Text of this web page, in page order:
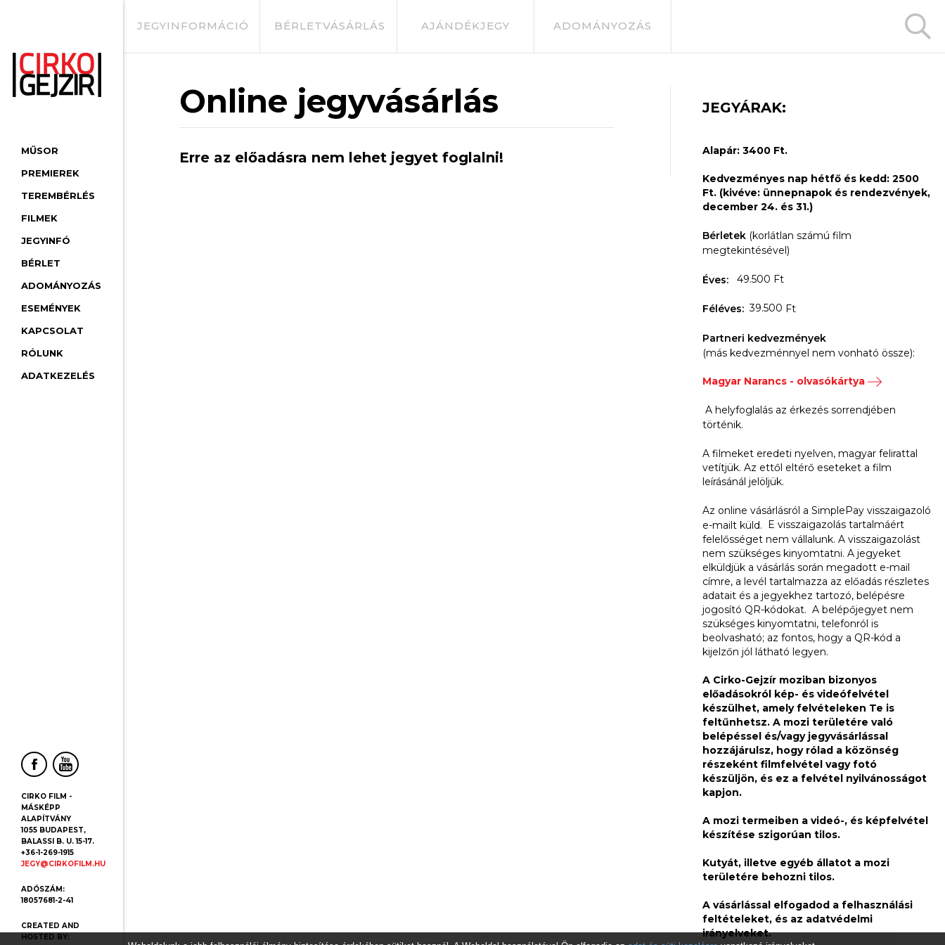
MŰSOR
PREMIEREK
TEREMBÉRLÉS
FILMEK
JEGYINFÓ
BÉRLET
ADOMÁNYOZÁS
ESEMÉNYEK
KAPCSOLAT
RÓLUNK
ADATKEZELÉS
CIRKO FILM -
MÁSKÉPP
ALAPÍTVÁNY
1055 BUDAPEST,
BALASSI B. U. 15-17.
+36-1-269-1915
JEGY@CIRKOFILM.HU
ADÓSZÁM:
18057681-2-41
CREATED AND
HOSTED BY:
JEGYINFORMÁCIÓ BÉRLETVÁSÁRLÁS AJÁNDÉKJEGY ADOMÁNYOZÁS
Online jegyvásárlás
Erre az előadásra nem lehet jegyet foglalni!
JEGYÁRAK:
Alapár: 3400 Ft.
Kedvezményes nap hétfő és kedd: 2500
Ft. (kivéve: ünnepnapok és rendezvények,
december 24. és 31.)
Bérletek (korlátlan számú film
megtekintésével)
Éves: 49.500 Ft
Féléves: 39.500 Ft
Partneri kedvezmények
(más kedvezménnyel nem vonható össze):
Magyar Narancs - olvasókártya
A helyfoglalás az érkezés sorrendjében
történik.
A filmeket eredeti nyelven, magyar felirattal
vetítjük. Az ettől eltérő eseteket a film
leírásánál jelöljük.
Az online vásárlásról a SimplePay visszaigazoló
e-mailt küld. E visszaigazolás tartalmáért
felelősséget nem vállalunk. A visszaigazolást
nem szükséges kinyomtatni. A jegyeket
elküldjük a vásárlás során megadott e-mail
címre, a levél tartalmazza az előadás részletes
adatait és a jegyekhez tartozó, belépésre
jogosító QR-kódokat. A belépőjegyet nem
szükséges kinyomtatni, telefonról is
beolvasható; az fontos, hogy a QR-kód a
kijelzőn jól látható legyen.
A Cirko-Gejzír moziban bizonyos
előadásokról kép- és videófelvétel
készülhet, amely felvételeken Te is
feltűnhetsz. A mozi területére való
belépéssel és/vagy jegyvásárlással
hozzájárulsz, hogy rólad a közönség
részeként filmfelvétel vagy fotó
készüljön, és ez a felvétel nyilvánosságot
kapjon.
A mozi termeiben a videó-, és képfelvétel
készítése szigorúan tilos.
Kutyát, illetve egyéb állatot a mozi
területére behozni tilos.
A vásárlással elfogadod a felhasználási
feltételeket, és az adatvédelmi
irányelveket.